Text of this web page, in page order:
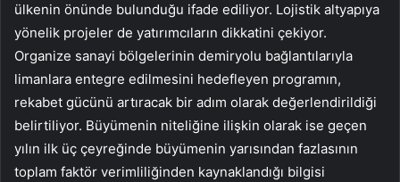
ülkenin önünde bulunduğu ifade ediliyor. Lojistik altyapıya
yönelik projeler de yatırımcıların dikkatini çekiyor.
Organize sanayi bölgelerinin demiryolu bağlantılarıyla
limanlara entegre edilmesini hedefleyen programın,
rekabet gücünü artıracak bir adım olarak değerlendirildiği
belirtiliyor. Büyümenin niteliğine ilişkin olarak ise geçen
yılın ilk üç çeyreğinde büyümenin yarısından fazlasının
toplam faktör verimliliğinden kaynaklandığı bilgisi